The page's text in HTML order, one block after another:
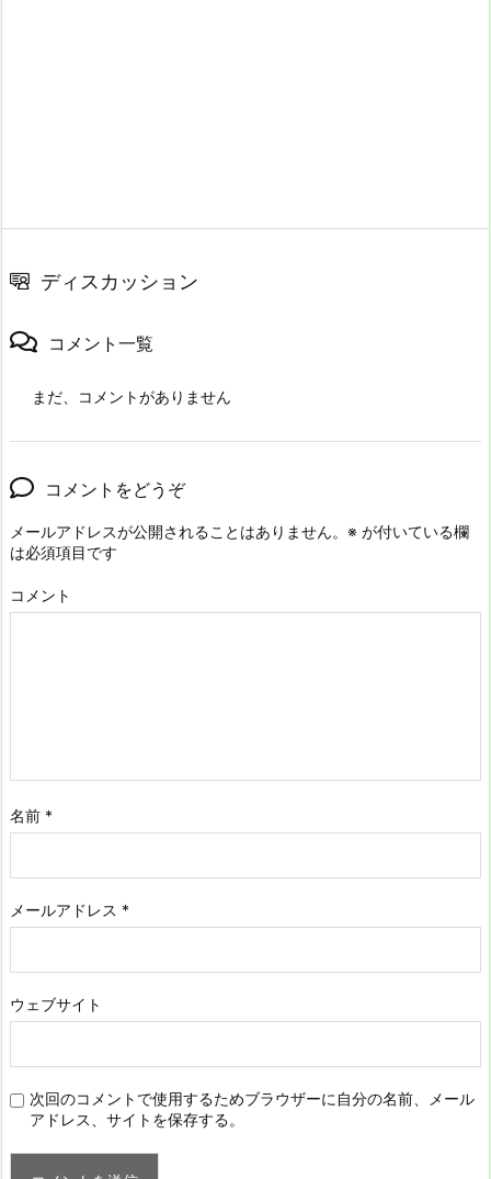
ディスカッション
コメント一覧
まだ、コメントがありません
コメントをどうぞ
メールアドレスが公開されることはありません。 ※ が付いている欄
は必須項目です
コメント
名前 *
メールアドレス *
ウェブサイト
次回のコメントで使用するためブラウザーに自分の名前、メール
アドレス、サイトを保存する。